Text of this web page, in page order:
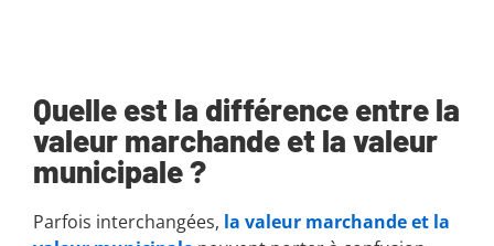
Quelle est la différence entre la
valeur marchande et la valeur
municipale ?
Parfois interchangées, la valeur marchande et la